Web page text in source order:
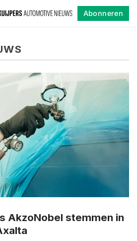
Abonneren
AkzoNobel stemmen in